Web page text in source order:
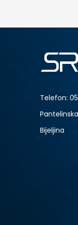
Telefon:
Bijeljina